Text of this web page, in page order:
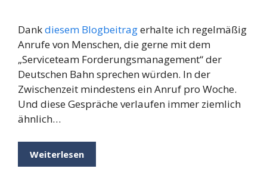
Dankdiesem Blogbeitragerhalte ich regelmäßig
Anrufe von Menschen, die gerne mit dem
„Serviceteam Forderungsmanagement“ der
Deutschen Bahn sprechen würden. In der
Zwischenzeit mindestens ein Anruf pro Woche.
Und diese Gespräche verlaufen immer ziemlich
ähnlich…
Weiterlesen